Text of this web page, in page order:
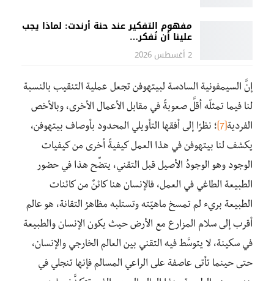
مفهوم التفكير عند حنة أرندت: لماذا يجب
علينا أن نُفكر…
2 أغسطس 2026
إنَّ السيمفونية السادسة لبيتهوفن تجعل عملية التنقيب بالنسبة
لنا فيما تمثلّه أقلَّ صعوبةً في مقابل الأعمال الأخرى، وبالأخص
الفردية[7]
؛ نظرًا إلى أفقها التأويلي المحدود بأوصاف بيتهوفن،
يكشف لنا بيتهوفن في هذا العمل كيفيةً أخرى من كيفيات
الوجود وهو الوجودُ الأصيل قبل التقني، يتضِّح هذا في حضور
الطبيعة الطاغي في العمل، فالإنسان هنا كائنٌ من كائنات
الطبيعة بريء لم تمسخ ماهيّته وتستلبه مظاهرُ التقانة، هو عالم
أقرب إلى سلام المزارع مع الأرض حيث يكون الإنسان والطبيعة
في سكينة، لا يتوسَّط فيه التقني بين العالم الخارجي والإنسان،
حتى حينما تأتى عاصفة على الراعي المسالم فإنها تنجلي في